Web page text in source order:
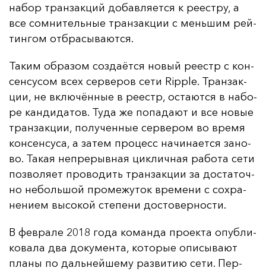
на­бор тран­зак­ций до­бав­ля­ет­ся к ре­ес­тру, а
все сом­ни­тель­ные тран­зак­ции с мень­шим рей­
тин­гом от­бра­сы­ва­ют­ся.
Та­ким об­ра­зом соз­да­ёт­ся но­вый ре­естр с кон­
сен­су­сом всех сер­ве­ров се­ти Ripple. Тран­зак­
ции, не вклю­чён­ные в ре­естр, ос­та­ют­ся в на­бо­
ре кан­ди­да­тов. Ту­да же по­па­да­ют и все но­вые
тран­зак­ции, по­лу­чен­ные сер­ве­ром во вре­мя
кон­сен­су­са, а за­тем про­цесс на­чи­на­ет­ся за­но­
во. Та­кая неп­ре­рыв­ная цик­лич­ная ра­бо­та се­ти
поз­во­ля­ет про­во­дить тран­зак­ции за дос­та­точ­
но не­боль­шой про­ме­жу­ток вре­ме­ни с сох­ра­
не­ни­ем вы­со­кой сте­пе­ни дос­то­вер­нос­ти.
В фев­ра­ле 2018 го­да ко­ман­да про­ек­та опуб­ли­
ко­ва­ла два до­ку­мен­та, ко­то­рые опи­сы­ва­ют
пла­ны по даль­ней­ше­му раз­ви­тию се­ти. Пер­